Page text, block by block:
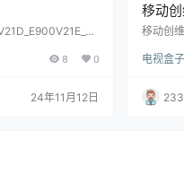
8 0
24年11月12日
移动
当贝
测
移动创
拆卡刷
电视盒